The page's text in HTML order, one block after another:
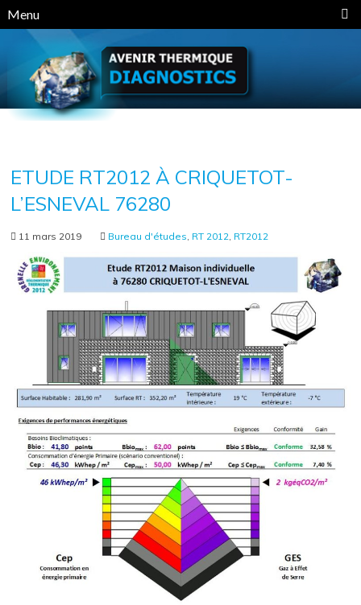
Menu
ETUDE RT2012 À CRIQUETOT-
L’ESNEVAL 76280
11 mars 2019 Bureau d'études RT 2012 RT2012
Panneau de gestion des cookies